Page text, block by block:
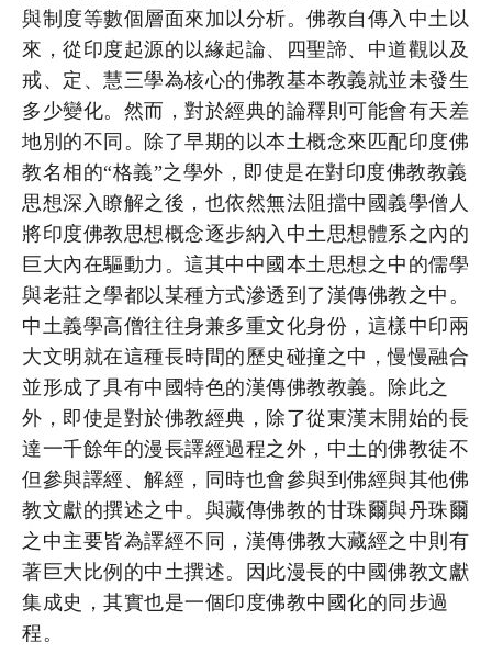
與制度等數個層面來加以分析。佛教自傳入中土以
來，從印度起源的以緣起論、四聖諦、中道觀以及
戒、定、慧三學為核心的佛教基本教義就並未發生
多少變化。然而，對於經典的論釋則可能會有天差
地別的不同。除了早期的以本土概念來匹配印度佛
教名相的“格義”之學外，即使是在對印度佛教教義
思想深入瞭解之後，也依然無法阻擋中國義學僧人
將印度佛教思想概念逐步納入中土思想體系之內的
巨大內在驅動力。這其中中國本土思想之中的儒學
與老莊之學都以某種方式滲透到了漢傳佛教之中。
中土義學高僧往往身兼多重文化身份，這樣中印兩
大文明就在這種長時間的歷史碰撞之中，慢慢融合
並形成了具有中國特色的漢傳佛教教義。除此之
外，即使是對於佛教經典，除了從東漢末開始的長
達一千餘年的漫長譯經過程之外，中土的佛教徒不
但參與譯經、解經，同時也會參與到佛經與其他佛
教文獻的撰述之中。與藏傳佛教的甘珠爾與丹珠爾
之中主要皆為譯經不同，漢傳佛教大藏經之中則有
著巨大比例的中土撰述。因此漫長的中國佛教文獻
集成史，其實也是一個印度佛教中國化的同步過
程。